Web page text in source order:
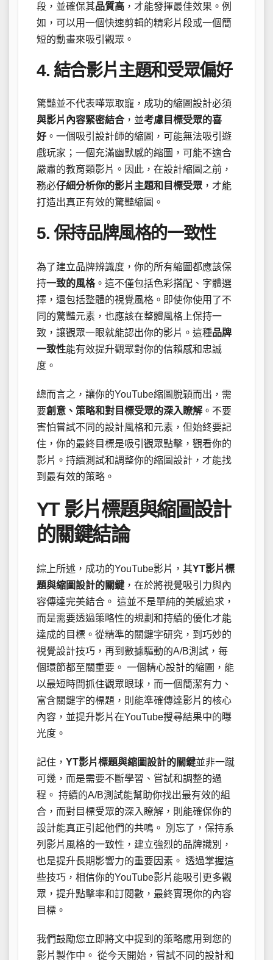
段，並確保其品質高 ，才能發揮最佳效果。例
如，可以用一個快速剪輯的精彩片段或一個簡
短的動畫來吸引觀眾。
4. 結合影片主題和受眾偏好
驚豔並不代表嘩眾取寵，成功的縮圖設計必須
與影片內容緊密結合 ，並考慮目標受眾的喜
好 。一個吸引設計師的縮圖，可能無法吸引遊
戲玩家；一個充滿幽默感的縮圖，可能不適合
嚴肅的教育類影片。因此，在設計縮圖之前，
務必仔細分析你的影片主題和目標受眾 ，才能
打造出真正有效的驚豔縮圖。
5. 保持品牌風格的一致性
為了建立品牌辨識度，你的所有縮圖都應該保
持一致的風格。這不僅包括色彩搭配、字體選
擇，還包括整體的視覺風格。即使你使用了不
同的驚豔元素，也應該在整體風格上保持一
致，讓觀眾一眼就能認出你的影片。這種品牌
一致性能有效提升觀眾對你的信賴感和忠誠
度。
總而言之，讓你的YouTube縮圖脫穎而出，需
要創意、策略和對目標受眾的深入瞭解 。不要
害怕嘗試不同的設計風格和元素，但始終要記
住，你的最終目標是吸引觀眾點擊，觀看你的
影片。持續測試和調整你的縮圖設計，才能找
到最有效的策略。
YT 影片標題與縮圖設計
的關鍵結論
綜上所述，成功的YouTube影片，其YT影片標
題與縮圖設計的關鍵 ，在於將視覺吸引力與內
容傳達完美結合。 這並不是單純的美感追求，
而是需要透過策略性的規劃和持續的優化才能
達成的目標。從精準的關鍵字研究，到巧妙的
視覺設計技巧，再到數據驅動的A/B測試，每
個環節都至關重要。 一個精心設計的縮圖，能
以最短時間抓住觀眾眼球，而一個簡潔有力、
富含關鍵字的標題，則能準確傳達影片的核心
內容，並提升影片在YouTube搜尋結果中的曝
光度。
記住， YT影片標題與縮圖設計的關鍵並非一蹴
可幾，而是需要不斷學習、嘗試和調整的過
程。 持續的A/B測試能幫助你找出最有效的組
合，而對目標受眾的深入瞭解，則能確保你的
設計能真正引起他們的共鳴。 別忘了，保持系
列影片風格的一致性，建立強烈的品牌識別，
也是提升長期影響力的重要因素。 透過掌握這
些技巧，相信你的YouTube影片能吸引更多觀
眾，提升點擊率和訂閱數，最終實現你的內容
目標。
我們鼓勵您立即將文中提到的策略應用到您的
影片製作中。 從今天開始，嘗試不同的設計和